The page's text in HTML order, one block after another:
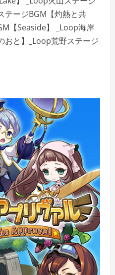
テージBGM【灼熱と共
【Seaside】 _Loop海岸
おと】_Loop荒野ステージ